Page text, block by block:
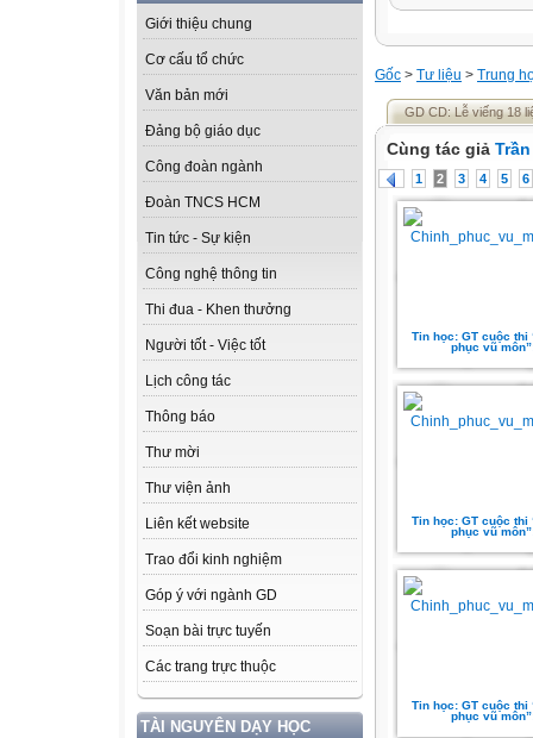
Giới thiệu chung
Cơ cấu tổ chức
Văn bản mới
Đảng bộ giáo dục
Công đoàn ngành
Đoàn TNCS HCM
Tin tức - Sự kiện
Công nghệ thông tin
Thi đua - Khen thưởng
Người tốt - Việc tốt
Lịch công tác
Thông báo
Thư mời
Thư viện ảnh
Liên kết website
Trao đổi kinh nghiệm
Góp ý với ngành GD
Soạn bài trực tuyến
Các trang trực thuộc
TÀI NGUYÊN DẠY HỌC
Gốc > Tư liệu > Trung
GD CD: Lễ viếng 18
Cùng tác giả
1 2 3 4 5 6
Tin học: GT cuộc thi
phục vũ
Tin học: GT cuộc thi
phục vũ
Tin học: GT cuộc thi
phục vũ